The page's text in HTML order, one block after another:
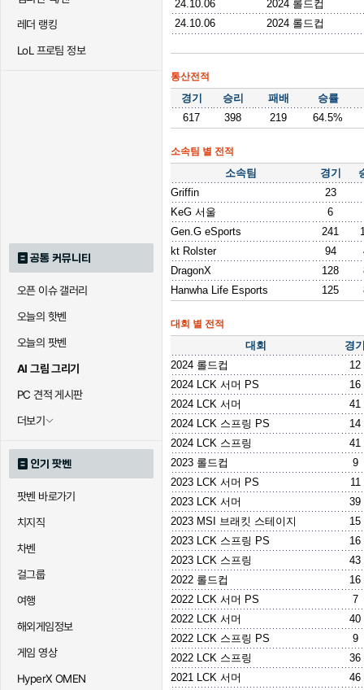
레더 랭킹
LoL 프로팀 정보
공통 커뮤니티
오픈 이슈 갤러리
오늘의 핫벤
오늘의 팟벤
AI 그림 그리기
PC 견적 게시판
더보기
인기 팟벤
팟벤 바로가기
치지직
차벤
걸그룹
여행
해외게임정보
게임 영상
HyperX OMEN
24.10.06
2024 롤드컵
24.10.06
2024 롤드컵
통산전적
경기 승리 패배
승률
617
398 219 64.5%
소속팀 별 전적
소속팀 경기
Griffin
23
KeG 서울
6
Gen.G eSports
241
kt Rolster
94
DragonX
128
Hanwha Life Esports
125
대회 별 전적
대회
경
2024 롤드컵
12
2024 LCK 서머 PS
16
2024 LCK 서머
41
2024 LCK 스프링 PS
14
2024 LCK 스프링
41
2023 롤드컵
9
2023 LCK 서머 PS
11
2023 LCK 서머
39
2023 MSI 브래킷 스테이지
15
2023 LCK 스프링 PS
16
2023 LCK 스프링
43
2022 롤드컵
16
2022 LCK 서머 PS
7
2022 LCK 서머
40
2022 LCK 스프링 PS
9
2022 LCK 스프링
36
2021 LCK 서머
46